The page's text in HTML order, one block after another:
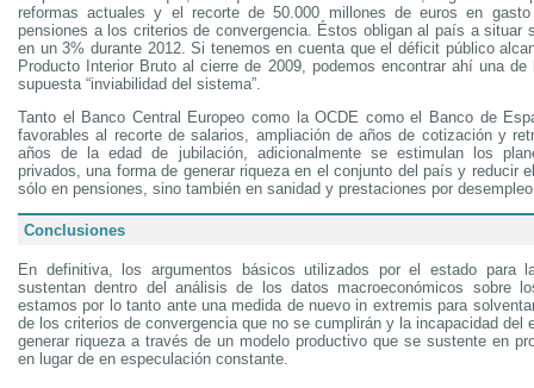
reformas actuales y el recorte de 50.000 millones de euros en
pensiones a los criterios de convergencia. Éstos obligan al país a situar
en un 3% durante 2012. Si tenemos en cuenta que el déficit público
Producto Interior Bruto al cierre de 2009, podemos encontrar ahí una
supuesta “inviabilidad del sistema”.
Tanto el Banco Central Europeo como la OCDE como el Banco de
favorables al recorte de salarios, ampliación de años de cotización y
años de la edad de jubilación, adicionalmente se estimulan los
privados, una forma de generar riqueza en el conjunto del país y reducir
sólo en pensiones, sino también en sanidad y prestaciones por
Conclusiones
En definitiva, los argumentos básicos utilizados por el estado para
sustentan dentro del análisis de los datos macroeconómicos sobre
estamos por lo tanto ante una medida de nuevo in extremis para
de los criterios de convergencia que no se cumplirán y la incapacidad del
generar riqueza a través de un modelo productivo que se sustente en
en lugar de en especulación constante.